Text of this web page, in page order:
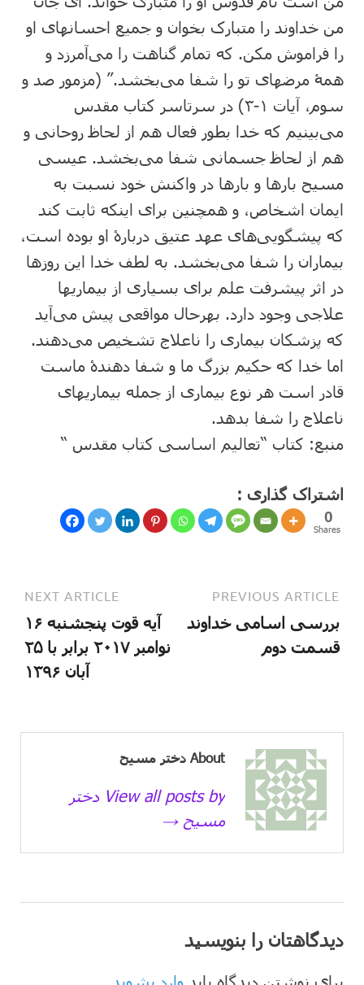
من خداوند را متبارک بخوان و جمیع احسانهای او
را فراموش مکن. که تمام گناهت را می‌آمرزد و
همۀ مرضهای تو را شفا می‌بخشد.” (مزمور صد و
سوم، آیات ۱-۳) در سرتاسر کتاب مقدس
می‌بینیم که خدا بطور فعال هم از لحاظ روحانی و
هم از لحاظ جسمانی شفا می‌بخشد. عیسی
مسیح بارها و بارها در واکنش خود نسبت به
ایمان اشخاص، و همچنین برای اینکه ثابت کند
که پیشگویی‌های عهد عتیق دربارۀ او بوده است،
بیماران را شفا می‌بخشد. به لطف خدا این روزها
در اثر پیشرفت علم برای بسیاری از بیماریها
علاجی وجود دارد. بهرحال مواقعی پیش می‌آید
که پزشکان بیماری را ناعلاج تشخیص می‌دهند.
اما خدا که حکیم بزرگ ما و شفا دهندۀ ماست
قادر است هر نوع بیماری از جمله بیماریهای
ناعلاج را شفا بدهد.
منبع: کتاب “تعالیم اساسی کتاب مقدس “
اشتراک گذاری :
0
Shares
PREVIOUS ARTICLE
بررسی اسامی خداوند
قسمت دوم
NEXT ARTICLE
آیه قوت پنجشنبه ۱۶
نوامبر ۲۰۱۷ برابر با ۲۵
آبان ۱۳۹۶
About دختر مسیح
View all posts by دختر
مسیح →
دیدگاهتان را بنویسید
برای نوشتن دیدگاه باید وارد بشوید